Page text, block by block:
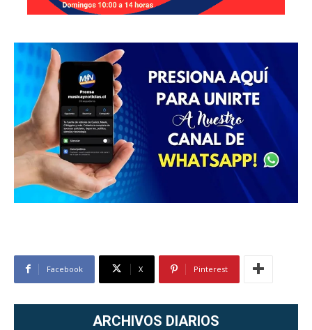
Facebook X Pinterest
ARCHIVOS DIARIOS